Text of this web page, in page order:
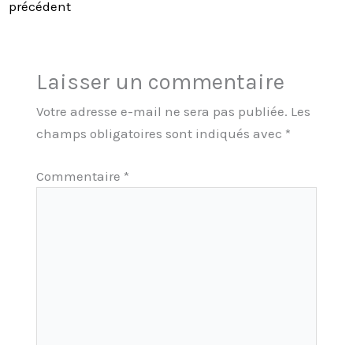
précédent
Laisser un commentaire
Votre adresse e-mail ne sera pas publiée. Les
champs obligatoires sont indiqués avec *
Commentaire *